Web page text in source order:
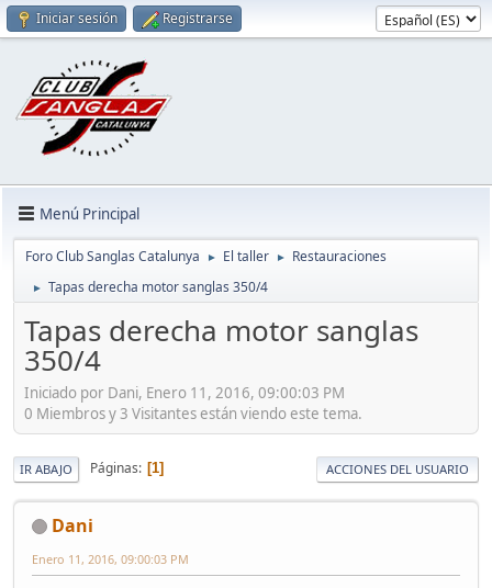
Iniciar sesión Registrarse
Menú Principal
Foro Club Sanglas Catalunya ► El taller ► Restauraciones
► Tapas derecha motor sanglas 350/4
Tapas derecha motor sanglas
350/4
Iniciado por Dani, Enero 11, 2016, 09:00:03 PM
0 Miembros y 3 Visitantes están viendo este tema.
IR ABAJO Páginas 1 ACCIONES DEL USUARIO
Dani
Enero 11, 2016, 09:00:03 PM